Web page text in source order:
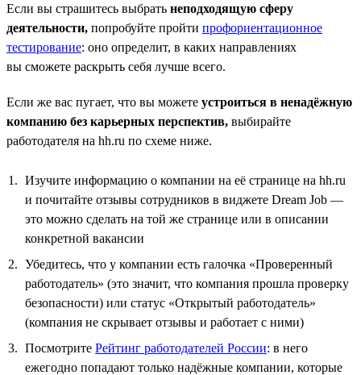
Если вы страшитесь выбрать неподходящую сферу
деятельности, попробуйте пройти профориентационное
тестирование: оно определит, в каких направлениях
вы сможете раскрыть себя лучше всего.
Если же вас пугает, что вы можете устроиться в ненадёжную
компанию без карьерных перспектив, выбирайте
работодателя на hh.ru по схеме ниже.
Изучите информацию о компании на её странице на hh.ru
и почитайте отзывы сотрудников в виджете Dream Job —
это можно сделать на той же странице или в описании
конкретной вакансии
Убедитесь, что у компании есть галочка «Проверенный
работодатель» (это значит, что компания прошла проверку
безопасности) или статус «Открытый работодатель»
(компания не скрывает отзывы и работает с ними)
Посмотрите Рейтинг работодателей России: в него
ежегодно попадают только надёжные компании, которые